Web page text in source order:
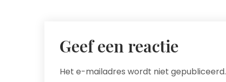
Geef een reactie
Het e-mailadres wordt niet gepubliceerd.